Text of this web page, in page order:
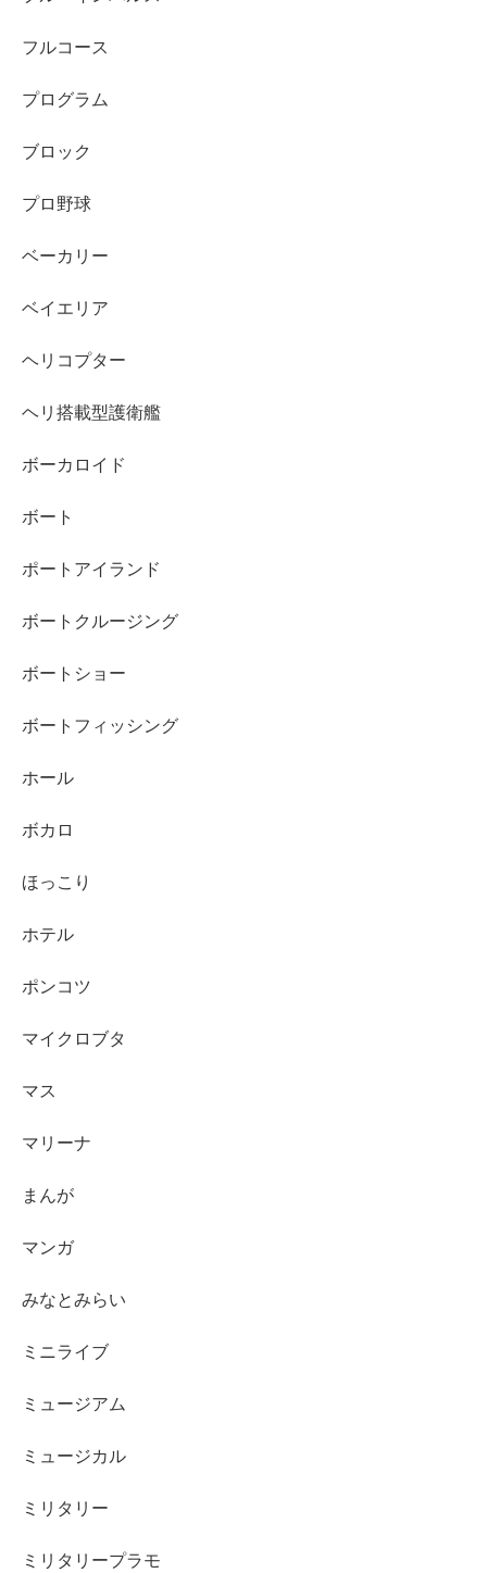
フルコース
プログラム
ブロック
プロ野球
ベーカリー
ベイエリア
ヘリコプター
ヘリ搭載型護衛艦
ボーカロイド
ボート
ポートアイランド
ボートクルージング
ボートショー
ボートフィッシング
ホール
ボカロ
ほっこり
ホテル
ポンコツ
マイクロブタ
マス
マリーナ
まんが
マンガ
みなとみらい
ミニライブ
ミュージアム
ミュージカル
ミリタリー
ミリタリープラモ